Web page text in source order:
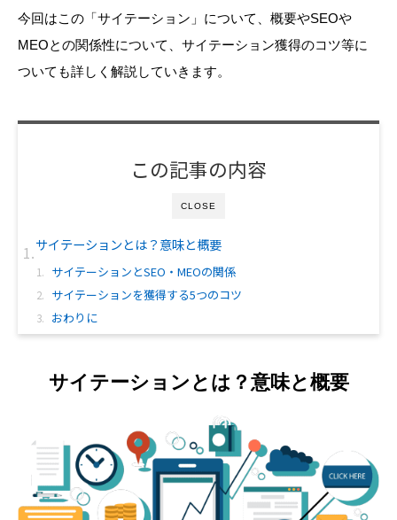
今回はこの「サイテーション」について、概要やSEOや
MEOとの関係性について、サイテーション獲得のコツ等に
ついても詳しく解説していきます。
CLOSE
この記事の内容
サイテーションとは？意味と概要
サイテーションとSEO・MEOの関係
サイテーションを獲得する5つのコツ
おわりに
サイテーションとは？意味と概要